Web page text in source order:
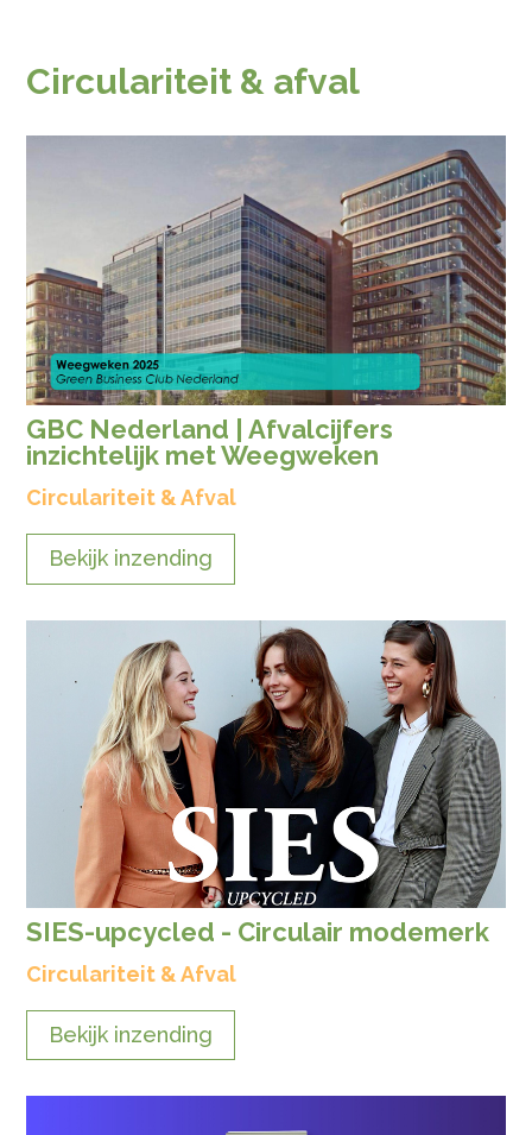
Circulariteit & afval
GBC Nederland | Afvalcijfers
inzichtelijk met Weegweken
Circulariteit & Afval
Bekijk inzending
SIES-upcycled - Circulair modemerk
Circulariteit & Afval
Bekijk inzending